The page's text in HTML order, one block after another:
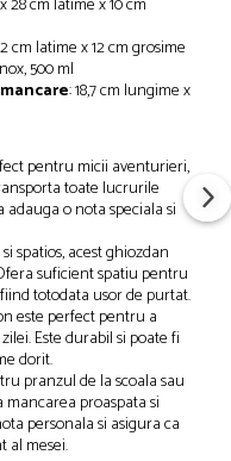
cm latime x 12 cm grosime
500 ml
: 18,7 cm lungime x
pentru micii aventurieri,
toate lucrurile
o nota speciala si
spatios, acest ghiozdan
suficient spatiu pentru
totodata usor de purtat.
este perfect pentru a
Este durabil si poate fi
dorit.
pranzul de la scoala sau
proaspata si
personala si asigura ca
al mesei.